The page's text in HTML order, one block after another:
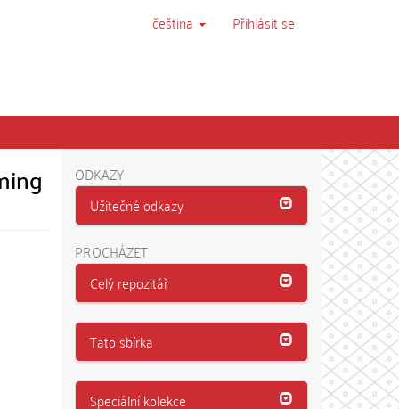
čeština Přihlásit se
ODKAZY
Užitečné odkazy
PROCHÁZET
Celý repozitář
Tato sbírka
Speciální kolekce